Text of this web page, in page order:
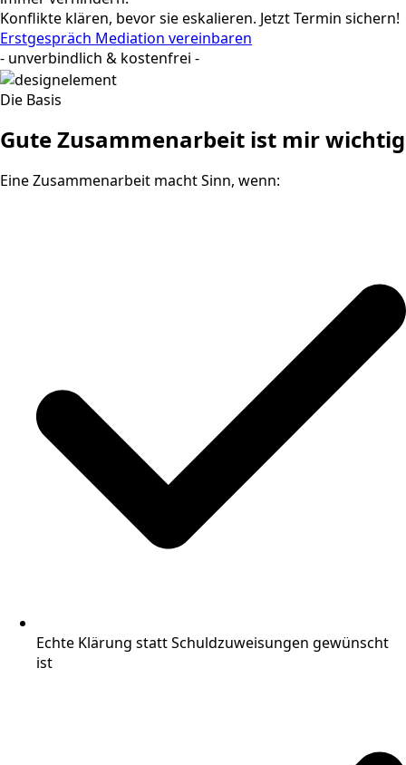
Konflikte klären, bevor sie eskalieren. Jetzt Termin sichern!
Erstgespräch Mediation vereinbaren
- unverbindlich & kostenfrei -
Die Basis
Gute Zusammenarbeit ist mir wichtig
Eine Zusammenarbeit macht Sinn, wenn:
Echte Klärung statt Schuldzuweisungen gewünscht
ist